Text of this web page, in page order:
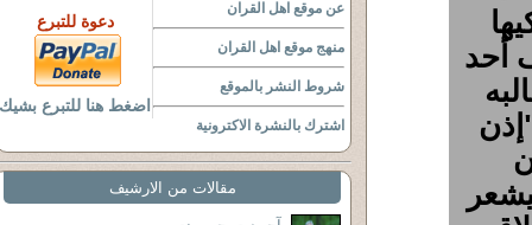
أحد
عن موقع اهل القران
منهج موقع اهل القران
شروط النشر بالموقع
اشترك بالنشرة الاكترونية
دعوة للتبرع
اضغط هنا للتبرع بشيك
مقالات من الارشيف